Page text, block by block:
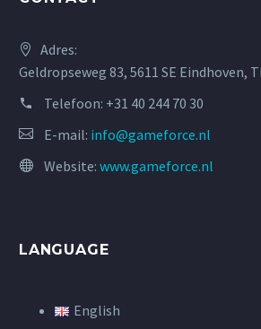
Adres:
Geldropseweg 83, 5611 SE Eindhoven,
Telefoon: +31 40 244 70 30
E-mail: info@gameforce.nl
Website: www.gameforce.nl
LANGUAGE
English